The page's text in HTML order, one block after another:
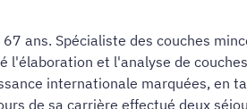
ans. Spécialiste des couches
l'élaboration et l'analyse de couches
internationale marquées, en
de sa carrière effectué deux